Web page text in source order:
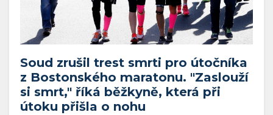
Soud zrušil trest smrti pro útočníka
z Bostonského maratonu. "Zaslouží
si smrt," říká běžkyně, která při
útoku přišla o nohu